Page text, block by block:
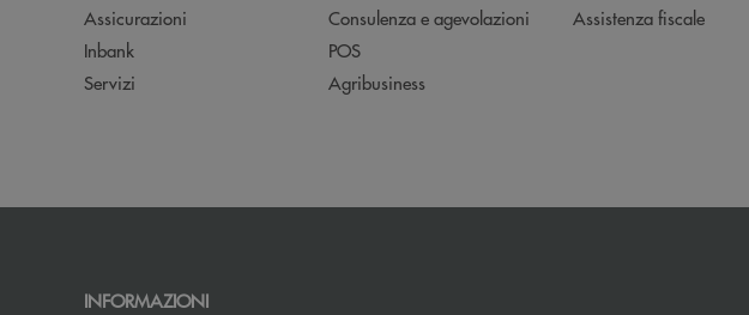
Assicurazioni
Inbank
Servizi
Consulenza e agevolazioni
POS
Agribusiness
Assistenza fiscale
INFORMAZIONI